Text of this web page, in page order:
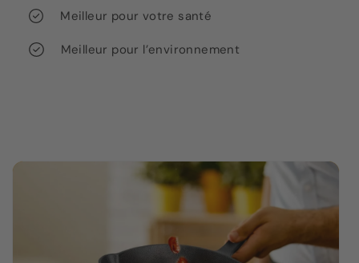
Meilleur pour votre santé
Meilleur pour l’environnement